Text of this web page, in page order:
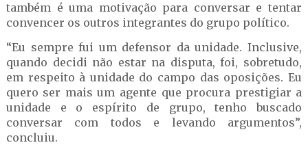
também é uma motivação para conversar e tentar
convencer os outros integrantes do grupo político.
“Eu sempre fui um defensor da unidade. Inclusive,
quando decidi não estar na disputa, foi, sobretudo,
em respeito à unidade do campo das oposições. Eu
quero ser mais um agente que procura prestigiar a
unidade e o espírito de grupo, tenho buscado
conversar com todos e levando argumentos”,
concluiu.